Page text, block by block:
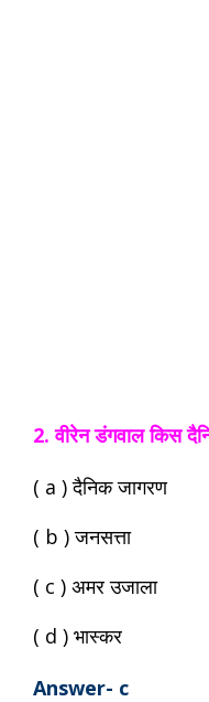
2. वीरेन डंगवाल किस
( a ) दैनिक जागरण
( b ) जनसत्ता
( c ) अमर उजाला
( d ) भास्कर
Answer- c